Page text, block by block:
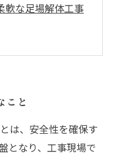
軟な足場解体工事
こと
は、安全性を確保す
となり、工事現場で